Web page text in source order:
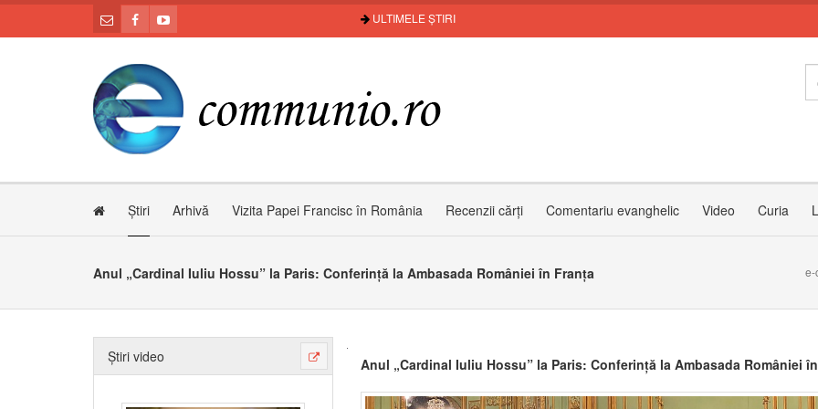
ULTIMELE ȘTIRI
Știri Arhivă Vizita Papei Francisc în România Recenzii cărți Comentariu evanghelic Video Curia
Anul „Cardinal Iuliu Hossu” la Paris: Conferință la Ambasada României în Franța e-
Știri video Anul „Cardinal Iuliu Hossu” la Paris: Conferință la Ambasada României